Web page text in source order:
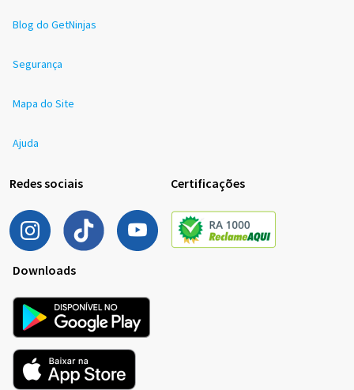
Blog do GetNinjas
Segurança
Mapa do Site
Ajuda
Redes sociais Certificações
Downloads